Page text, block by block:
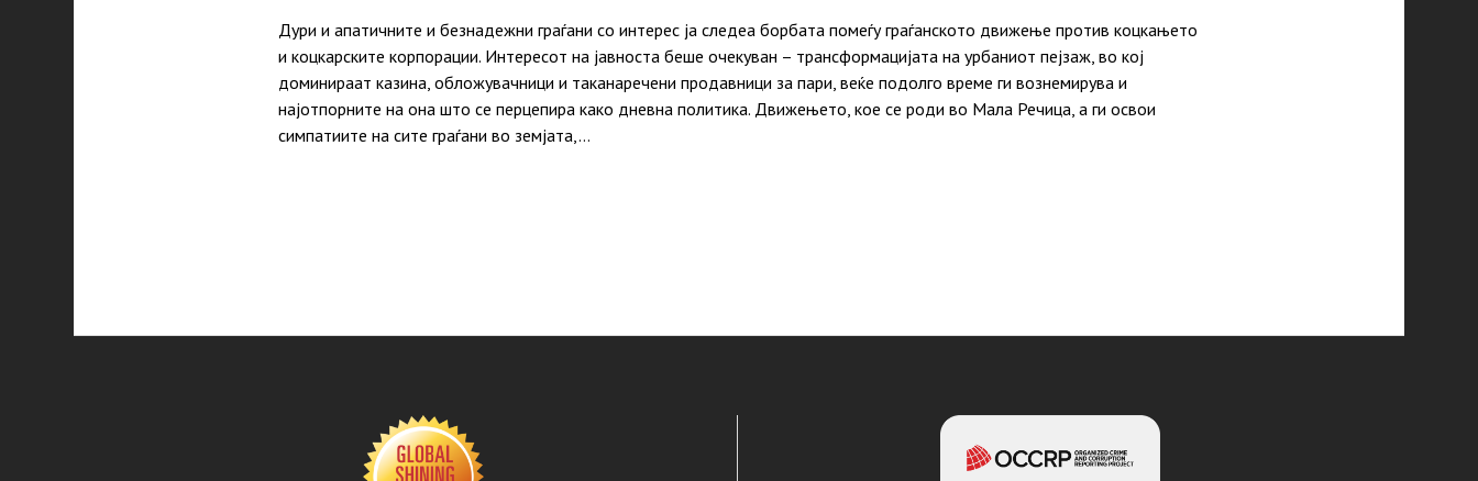
Дури и апатичните и безнадежни граѓани со интерес ја следеа борбата помеѓу граѓанското движење против коцкањето
и коцкарските корпорации. Интересот на јавноста беше очекуван – трансформацијата на урбаниот пејзаж, во кој
доминираат казина, обложувачници и таканаречени продавници за пари, веќе подолго време ги вознемирува и
најотпорните на она што се перцепира како дневна политика. Движењето, кое се роди во Мала Речица, а ги освои
симпатиите на сите граѓани во земјата,…